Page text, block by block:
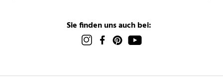
Sie finden uns auch bei: